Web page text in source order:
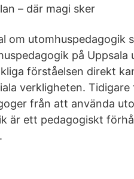
– där magi sker
om utomhuspedagogik
på
förståelsen direkt
verkligheten.
från att använda
är ett pedagogiskt